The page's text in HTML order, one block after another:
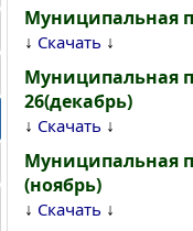
Муниципальная
↓ Скачать ↓
Муниципальная
26(декабрь)
↓ Скачать ↓
Муниципальная
(ноябрь)
↓ Скачать ↓